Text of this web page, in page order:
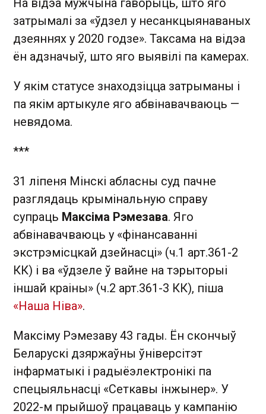
На відэа мужчына гаворыць, што яго
затрымалі за «ўдзел у несанкцыянаваных
дзеяннях у 2020 годзе». Таксама на відэа
ён адзначыў, што яго выявілі па камерах.
У якім статусе знаходзіцца затрыманы і
па якім артыкуле яго абвінавачваюць —
невядома.
***
31 ліпеня Мінскі абласны суд пачне
разглядаць крымінальную справу
супраць Максіма Рэмезава. Яго
абвінавачваюць у «фінансаванні
экстрэмісцкай дзейнасці» (ч.1 арт.361-2
КК) і ва «ўдзеле ў вайне на тэрыторыі
іншай краіны» (ч.2 арт.361-3 КК), піша
«Наша Ніва».
Максіму Рэмезаву 43 гады. Ён скончыў
Беларускі дзяржаўны ўніверсітэт
інфарматыкі і радыёэлектронікі па
спецыяльнасці «Сеткавы інжынер». У
2022-м прыйшоў працаваць у кампанію